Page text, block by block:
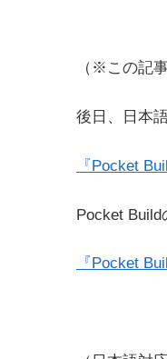
（※この記
後日、日本
『Pocket
Pocket Build
『Pocket